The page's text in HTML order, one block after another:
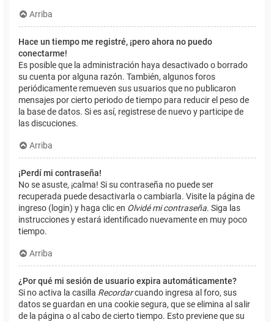
Arriba
Hace un tiempo me registré, ¡pero ahora no puedo
conectarme!
Es posible que la administración haya desactivado o borrado
su cuenta por alguna razón. También, algunos foros
periódicamente remueven sus usuarios que no publicaron
mensajes por cierto periodo de tiempo para reducir el peso de
la base de datos. Si es así, registrese de nuevo y participe de
las discuciones.
Arriba
¡Perdí mi contraseña!
No se asuste, ¡calma! Si su contraseña no puede ser
recuperada puede desactivarla o cambiarla. Visite la página de
ingreso (login) y haga clic en Olvidé mi contraseña. Siga las
instrucciones y estará identificado nuevamente en muy poco
tiempo.
Arriba
¿Por qué mi sesión de usuario expira automáticamente?
Si no activa la casilla Recordarcuando ingresa al foro, sus
datos se guardan en una cookie segura, que se elimina al salir
de la página o al cabo de cierto tiempo. Esto previene que su